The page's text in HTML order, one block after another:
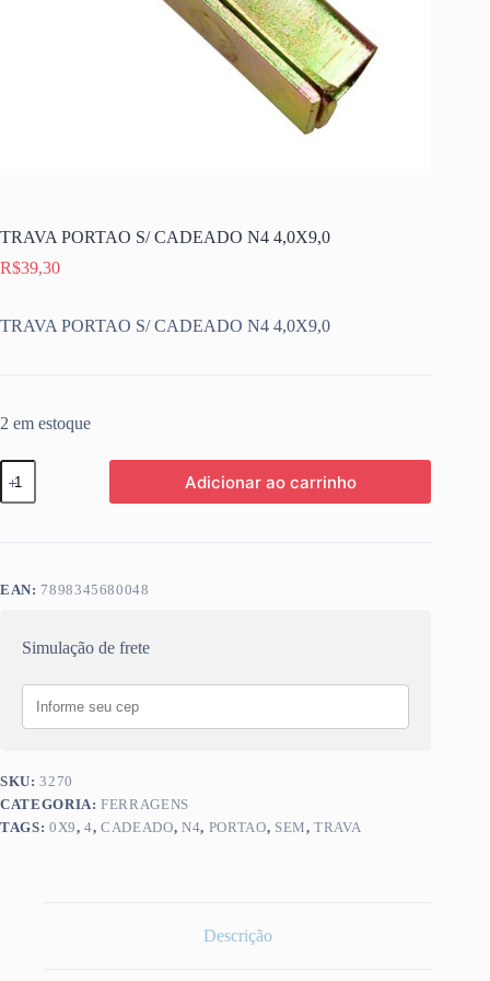
TRAVA PORTAO S/ CADEADO N4 4,0X9,0
R$39,30
TRAVA PORTAO S/ CADEADO N4 4,0X9,0
2 em estoque
TRAVA
PORTAO
S/
Adicionar ao carrinho
EAN: 7898345680048
Simulação de frete
SKU:3270
CATEGORIA:FERRAGENS
TAGS: 0X9,4,CADEADO,N4, PORTAO, SEM,TRAVA
Descrição